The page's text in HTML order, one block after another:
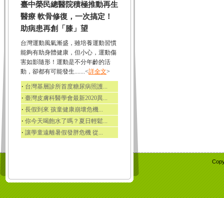
臺中榮民總醫院積極推動再生
醫療 軟骨修復，一次搞定！
助病患再創「膝」望
台灣運動風氣漸盛，雖培養運動習慣
能夠有助身體健康，但小心，運動傷
害如影隨形！運動是不分年齡的活
動，卻都有可能發生.......<詳全文>
‧ 台灣基層診所首度糖尿病照護...
‧ 臺灣皮膚科醫學會最新2020異...
‧ 長假到來 孩童健康崩壞危機...
‧ 你今天喝飽水了嗎？夏日輕鬆...
‧ 讓學童遠離暑假發胖危機 從...